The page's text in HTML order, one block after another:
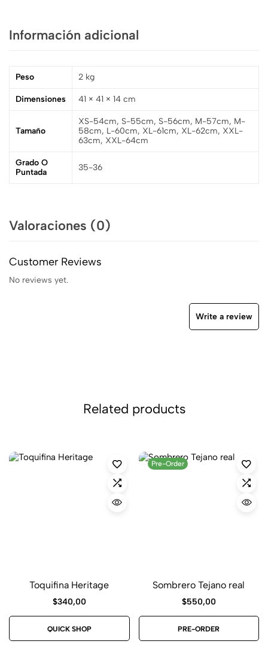
Información adicional
Peso 2 kg
Dimensiones 41 × 41 × 14 cm
Tamaño
XS-54cm, S-55cm, S-56cm, M-57cm, M-
58cm, L-60cm, XL-61cm, XL-62cm, XXL-
63cm, XXL-64cm
Grado O
Puntada
35-36
Valoraciones (0)
Customer Reviews
No reviews yet.
Write a review
Related products
Toquifina Heritage
$340,00
QUICK SHOP
Pre-Order
Sombrero Tejano real
$550,00
PRE-ORDER